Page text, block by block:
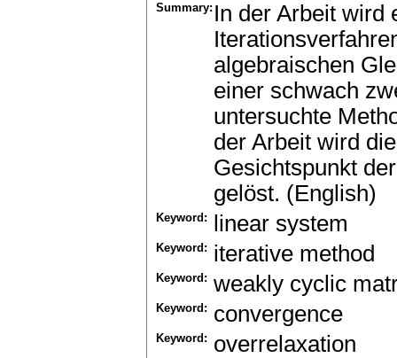
Summary: In der Arbeit wird
algebraischen
einer schwach
untersuchte
der Arbeit wird
Gesichtspunkt
gelöst. (English)
Keyword: linear system
Keyword: iterative method
Keyword: weakly cyclic
Keyword: convergence
Keyword: overrelaxation